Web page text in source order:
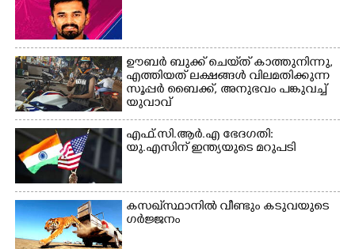
ഊബർ ബുക്ക് ചെയ്‌ത് കാത്തുനിന്നു,​
എത്തിയത് ലക്ഷങ്ങൾ വിലമതിക്കുന്ന
സൂപ്പർ ബൈക്ക്,​ അനുഭവം പങ്കുവച്ച്
യുവാവ്
എഫ്.സി.ആർ.എ ഭേദഗതി:
യു.എസിന് ഇന്ത്യയുടെ മറുപടി
കസഖ്‌സ്ഥാനിൽ വീണ്ടും കടുവയുടെ
ഗർജ്ജനം